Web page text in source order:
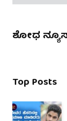
ಶೋಧ
Top Posts